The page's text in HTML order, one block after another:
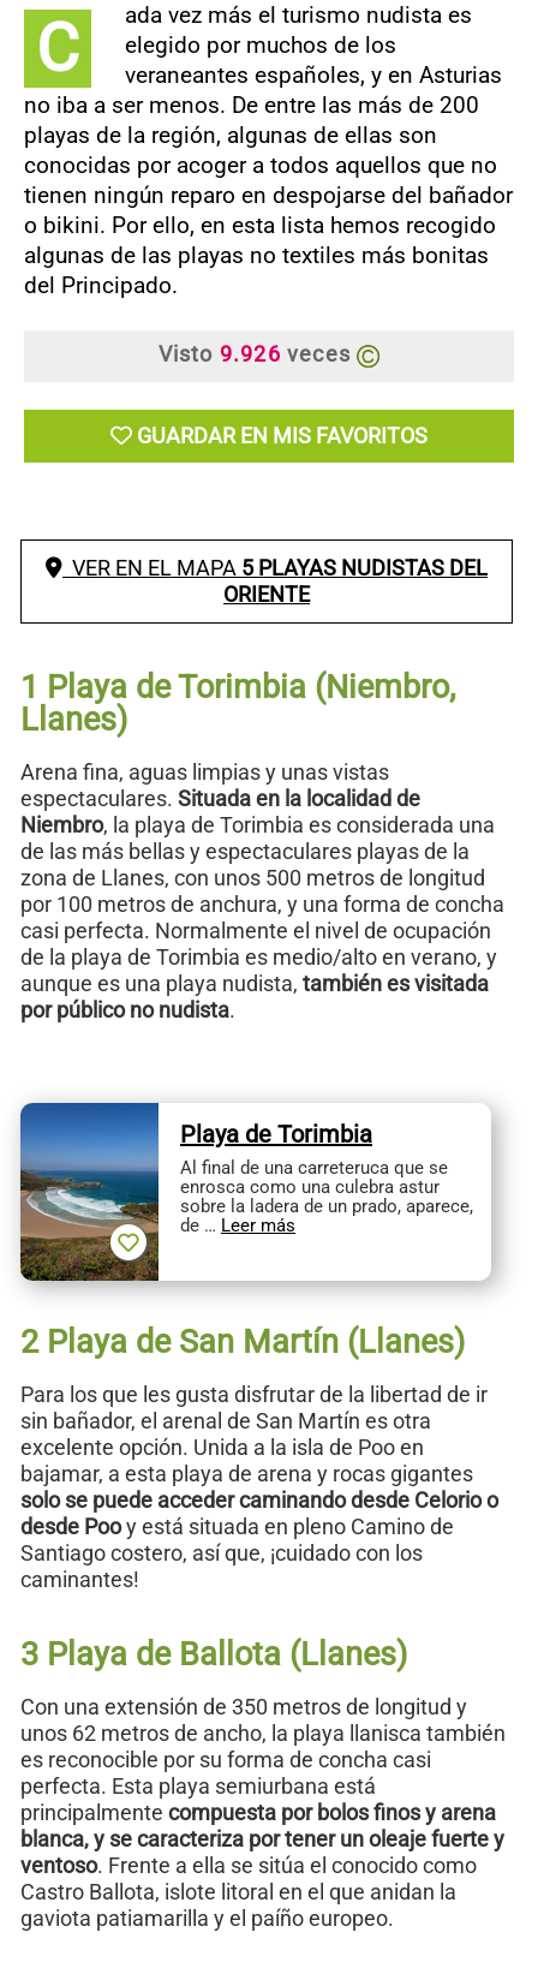
C
ada vez más el turismo nudista es
elegido por muchos de los
veraneantes españoles, y en Asturias
no iba a ser menos. De entre las más de 200
playas de la región, algunas de ellas son
conocidas por acoger a todos aquellos que no
tienen ningún reparo en despojarse del bañador
o bikini. Por ello, en esta lista hemos recogido
algunas de las playas no textiles más bonitas
del Principado.
Visto 9.926 veces
GUARDAR EN MIS FAVORITOS
VER EN EL MAPA 5 PLAYAS NUDISTAS DEL
ORIENTE
1 Playa de Torimbia (Niembro,
Llanes)
Arena fina, aguas limpias y unas vistas
espectaculares. Situada en la localidad de
Niembro, la playa de Torimbia es considerada una
de las más bellas y espectaculares playas de la
zona de Llanes, con unos 500 metros de longitud
por 100 metros de anchura, y una forma de concha
casi perfecta. Normalmente el nivel de ocupación
de la playa de Torimbia es medio/alto en verano, y
aunque es una playa nudista, también es visitada
por público no nudista.
Playa de Torimbia
Al final de una carreteruca que se
enrosca como una culebra astur
sobre la ladera de un prado, aparece,
de … Leer más
2 Playa de San Martín (Llanes)
Para los que les gusta disfrutar de la libertad de ir
sin bañador, el arenal de San Martín es otra
excelente opción. Unida a la isla de Poo en
bajamar, a esta playa de arena y rocas gigantes
solo se puede acceder caminando desde Celorio o
desde Pooy está situada en pleno Camino de
Santiago costero, así que, ¡cuidado con los
caminantes!
3 Playa de Ballota (Llanes)
Con una extensión de 350 metros de longitud y
unos 62 metros de ancho, la playa llanisca también
es reconocible por su forma de concha casi
perfecta. Esta playa semiurbana está
principalmente compuesta por bolos finos y arena
blanca, y se caracteriza por tener un oleaje fuerte y
ventoso. Frente a ella se sitúa el conocido como
Castro Ballota, islote litoral en el que anidan la
gaviota patiamarilla y el paíño europeo.